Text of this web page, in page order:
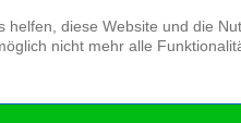
diese Website und die
nicht mehr alle